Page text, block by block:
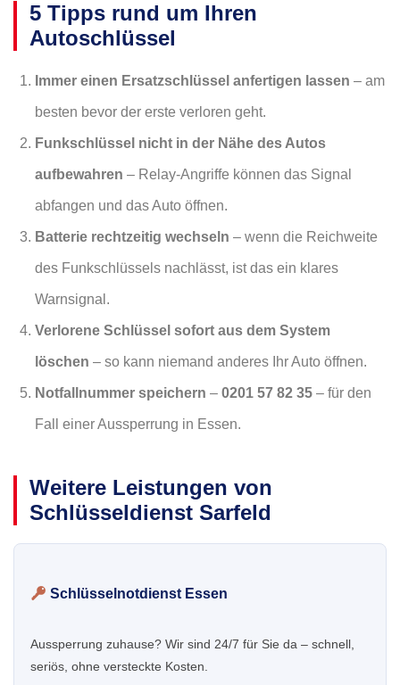
5 Tipps rund um Ihren
Autoschlüssel
Immer einen Ersatzschlüssel anfertigen lassen – am
besten bevor der erste verloren geht.
Funkschlüssel nicht in der Nähe des Autos
aufbewahren – Relay-Angriffe können das Signal
abfangen und das Auto öffnen.
Batterie rechtzeitig wechseln – wenn die Reichweite
des Funkschlüssels nachlässt, ist das ein klares
Warnsignal.
Verlorene Schlüssel sofort aus dem System
löschen – so kann niemand anderes Ihr Auto öffnen.
Notfallnummer speichern – 0201 57 82 35 – für den
Fall einer Aussperrung in Essen.
Weitere Leistungen von
Schlüsseldienst Sarfeld
Schlüsselnotdienst Essen
Aussperrung zuhause? Wir sind 24/7 für Sie da – schnell,
seriös, ohne versteckte Kosten.